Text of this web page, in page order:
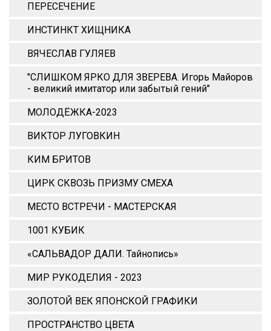
ПЕРЕСЕЧЕНИЕ
ИНСТИНКТ ХИЩНИКА
ВЯЧЕСЛАВ ГУЛЯЕВ
"СЛИШКОМ ЯРКО ДЛЯ ЗВЕРЕВА. Игорь Майоров
- великий имитатор или забытый гений"
МОЛОДЁЖКА-2023
ВИКТОР ЛУГОВКИН
КИМ БРИТОВ
ЦИРК СКВОЗЬ ПРИЗМУ СМЕХА
МЕСТО ВСТРЕЧИ - МАСТЕРСКАЯ
1001 КУБИК
«САЛЬВАДОР ДАЛИ. Тайнопись»
МИР РУКОДЕЛИЯ - 2023
ЗОЛОТОЙ ВЕК ЯПОНСКОЙ ГРАФИКИ
ПРОСТРАНСТВО ЦВЕТА